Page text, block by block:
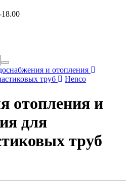
и отопления
труб Henco
отопления и
для
труб